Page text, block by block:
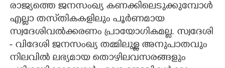
രാജ്യത്തെ ജനസംഖ്യ കണക്കിലെടുക്കുമ്പോൾ
എല്ലാ തസ്‌തികകളിലും പൂർണമായ
സ്വദേശിവൽക്കരണം പ്രായോഗികമല്ല. സ്വദേശി
- വിദേശി ജനസംഖ്യ തമ്മിലുള്ള അനുപാതവും
നിലവിൽ ലഭ്യമായ തൊഴിലവസരങ്ങളും